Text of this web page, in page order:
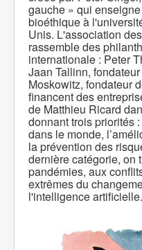
gauche » qui
bioéthique à
Unis. L'association
rassemble des
internationale : Peter
Jaan Tallinn,
Moskowitz, fondateur
financent des
de Matthieu Ricard
donnant trois priorités
dans le monde,
la prévention des
dernière catégorie, on
pandémies, aux
extrêmes du
l'intelligence artificielle.